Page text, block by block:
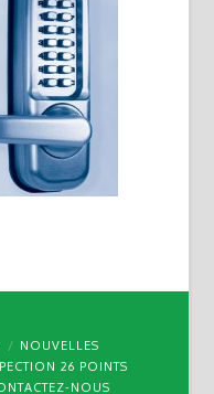
NOUVELLES
26 POINTS
NOUS